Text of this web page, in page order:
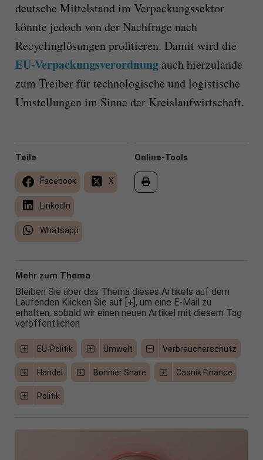
deutsche Mittelstand im Verpackungssektor
könnte jedoch von der Nachfrage nach
Recyclinglösungen profitieren. Damit wird die
EU-Verpackungsverordnung auch hierzulande
zum Treiber für technologische und logistische
Umstellungen im Sinne der Kreislaufwirtschaft.
Online-Tools
Teile
Facebook X
LinkedIn
Whatsapp
Mehr zum Thema
Bleiben Sie über das Thema dieses Artikels auf dem
Laufenden Klicken Sie auf [+], um eine E-Mail zu
erhalten, sobald wir einen neuen Artikel mit diesem Tag
veröffentlichen
EU-Politik Umwelt Verbraucherschutz
Handel Bonnier Share Casnik Finance
Politik